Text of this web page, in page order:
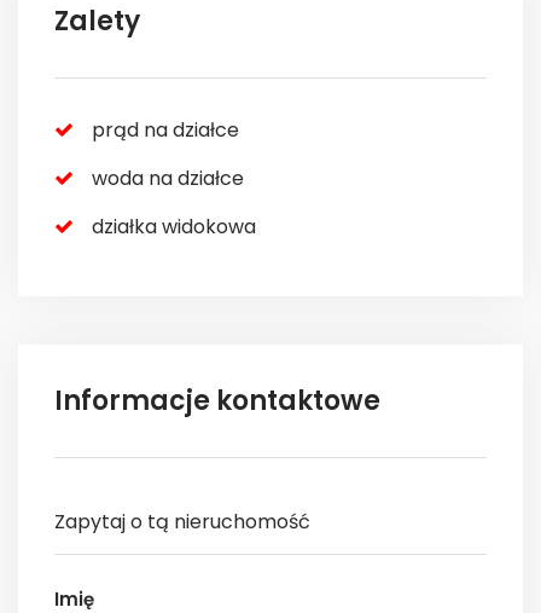
Zalety
prąd na działce
woda na działce
działka widokowa
Informacje kontaktowe
Zapytaj o tą nieruchomość
Imię